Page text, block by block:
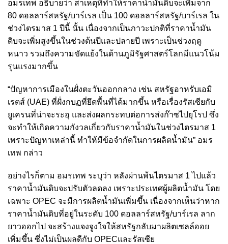
อมรเทพ อธิบายว่า สาเหตุที่ทำให้ราคาน้ำมันดิบจะเพิ่มจาก
80 ดอลลาร์สหรัฐ/บาร์เรล เป็น 100 ดอลลาร์สหรัฐ/บาร์เรล ใน
ช่วงไตรมาส 1 ปีนี้ นั้น เนื่องจากเป็นภาวะปกติที่ราคาน้ำมัน
ดิบจะเพิ่มสูงขึ้นในช่วงต้นปีและปลายปี เพราะเป็นช่วงฤดู
หนาว รวมถึงความขัดแย้งในด้านภูมิรัฐศาสตร์โลกมีแนวโน้ม
รุนแรงมากขึ้น
“ปัญหาการเมืองในฝั่งตะวันออกกลาง เช่น สหรัฐอาหรับเอมิ
เรตส์ (UAE) ที่ฝั่งกบฏที่ยึดพื้นที่ได้มากขึ้น หรือเรื่องรัสเซียกับ
ยูเครนที่น่าจะระอุ และส่งผลกระทบต่อการส่งก๊าซไปยุโรป ซึ่ง
จะทำให้เกิดความกังวลเกี่ยวกับราคาน้ำมันในช่วงไตรมาส 1
เพราะปัญหาเหล่านี้ ทำให้มีข้อจำกัดในการผลิตน้ำมัน” อมร
เทพ กล่าว
อย่างไรก็ตาม อมรเทพ ระบุว่า หลังผ่านพ้นไตรมาส 1 ไปแล้ว
ราคาน้ำมันดิบจะปรับตัวลดลง เพราะประเทศผู้ผลิตน้ำมัน โดย
เฉพาะ OPEC จะมีการผลิตน้ำมันเพิ่มขึ้น เนื่องจากเห็นว่าหาก
ราคาน้ำมันดิบที่อยู่ในระดับ 100 ดอลลาร์สหรัฐ/บาร์เรล ลาก
ยาวออกไป จะสร้างแจงจูงใจให้สหรัฐกลับมาผลิตเซลล์ออย
เพิ่มขึ้น ซึ่งไม่เป็นผลดีกับ OPECและรัสเซีย